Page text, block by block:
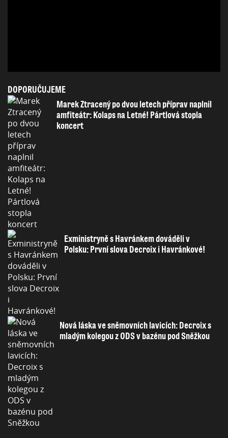
DOPORUČUJEME
Marek Ztracený po dvou letech příprav naplnil
amfiteátr: Kolaps na Letné! Pártlová stopla
koncert
Exministryně s Havránkem dováděli v
Polsku: První slova Decroix i Havránkové!
Nová láska ve sněmovních lavicích: Decroix s
mladým kolegou z ODS v bazénu pod Sněžkou